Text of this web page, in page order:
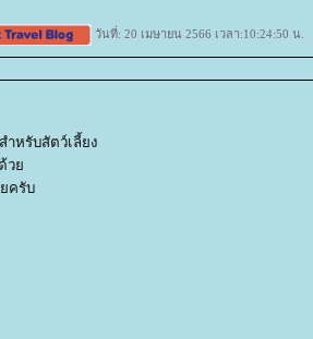
วันที่: 20 เมษายน 2566 เวลา:10:24:50 น.
หรับสัตว์เลี้ยง
ด้ว
ครับ